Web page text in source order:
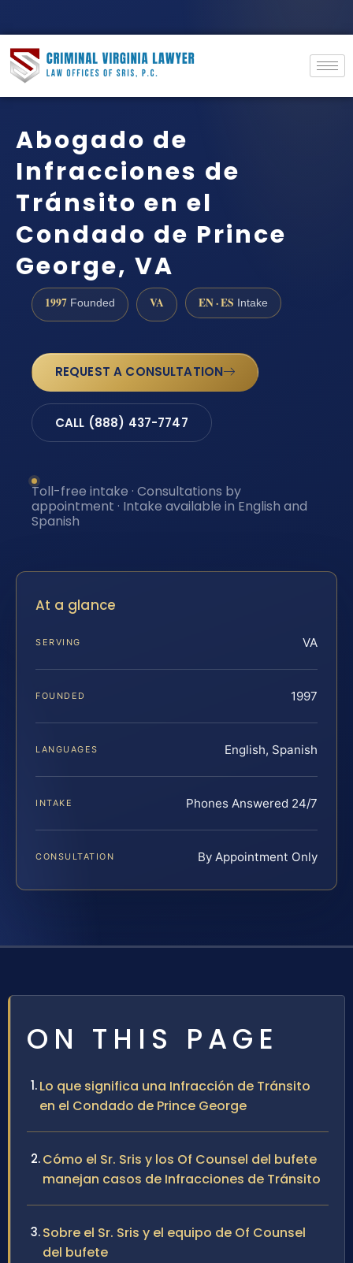
Abogado de
Infracciones de
Tránsito en el
Condado de Prince
George, VA
1997 Founded VA EN · ES Intake
REQUEST A CONSULTATION
CALL (888) 437-7747
Toll-free intake · Consultations by
appointment · Intake available in English and
Spanish
At a glance
SERVING VA
FOUNDED 1997
LANGUAGES English, Spanish
INTAKE Phones Answered 24/7
CONSULTATION By Appointment Only
ON THIS PAGE
Lo que significa una Infracción de Tránsito
en el Condado de Prince George
Cómo el Sr. Sris y los Of Counsel del bufete
manejan casos de Infracciones de Tránsito
Sobre el Sr. Sris y el equipo de Of Counsel
del bufete